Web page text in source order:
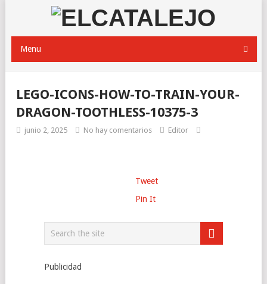
Menu
LEGO-ICONS-HOW-TO-TRAIN-YOUR-
DRAGON-TOOTHLESS-10375-3
junio 2, 2025 No hay comentarios Editor
Tweet
Pin It
Publicidad